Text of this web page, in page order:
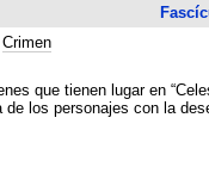
Crimen
que tienen lugar en
los personajes con la